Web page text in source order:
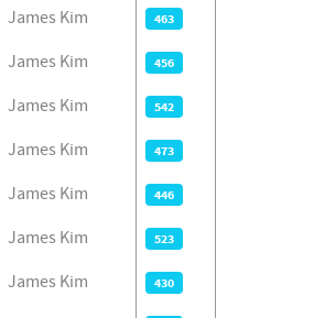
James Kim 463
James Kim 456
James Kim 542
James Kim 473
James Kim 446
James Kim 523
James Kim 430